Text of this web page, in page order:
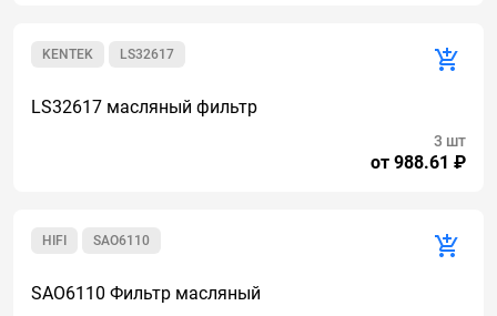
LS32617
KENTEK
LS32617 масляный фильтр
от 988.61 ₽
3 шт
SAO6110
HIFI
SAO6110 Фильтр масляный